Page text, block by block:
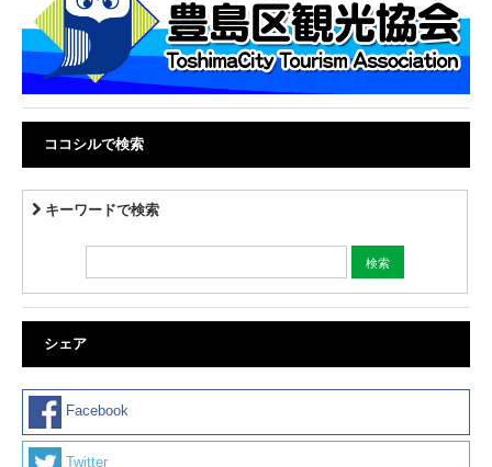
ココシルで検索
キーワードで検索
シェア
Facebook
Twitter